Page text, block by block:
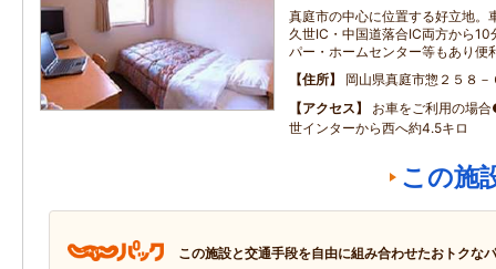
真庭市の中心に位置する好立地。
久世IC・中国道落合IC両方から
パー・ホームセンター等もあり便
住所
岡山県真庭市惣２５８－
アクセス
お車をご利用の場
世インターから西へ約4.5キロ
この施
この施設と交通手段を自由に組み合わせたおトクな